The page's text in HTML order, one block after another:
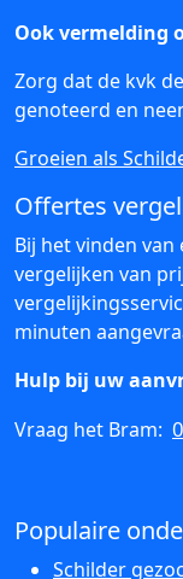
Ook vermelding
Zorg dat de kvk
genoteerd en
Groeien als
Offertes
Bij het vinden van
vergelijken van
minuten
Hulp bij uw
Vraag het Bram:
Populaire
Schilder